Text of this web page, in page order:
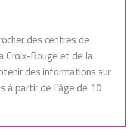
des centres de
Croix-Rouge et de la
des informations sur
à partir de l’âge de 10